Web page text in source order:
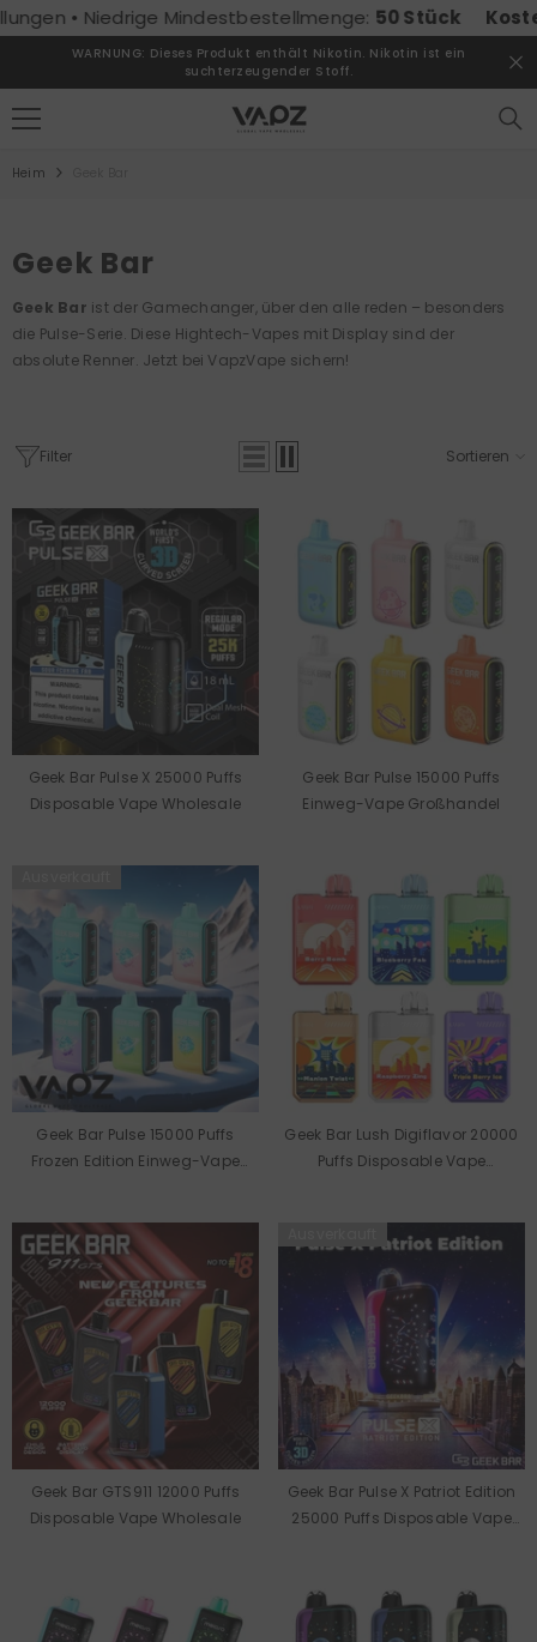
• Niedrige Mindestbestellmenge:50 Stück
WARNUNG: Dieses Produkt enthält Nikotin. Nikotin ist ein
suchterzeugender Stoff.
Heim
Geek Bar
Geek Bar ist der Gamechanger, über den alle reden – besonders
die Pulse-Serie. Diese Hightech-Vapes mit Display sind der
absolute Renner. Jetzt bei VapzVape sichern!
Filter Sortieren
Geek Bar Pulse X 25000 Puffs
Disposable Vape Wholesale
Geek Bar Pulse 15000 Puffs
Einweg-Vape Großhandel
Geek Bar Pulse 15000 Puffs
Frozen Edition Einweg-Vape
Geek Bar Lush Digiflavor 20000
Puffs Disposable Vape
Geek Bar GTS911 12000 Puffs
Disposable Vape Wholesale
Geek Bar Pulse X Patriot Edition
25000 Puffs Disposable Vape